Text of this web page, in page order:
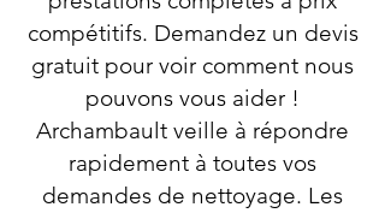
compétitifs. Demandez un devis
gratuit pour voir comment nous
pouvons vous aider !
Archambault veille à répondre
rapidement à toutes vos
demandes de nettoyage. Les